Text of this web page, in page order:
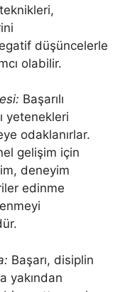
düşüncelerle
olabilir.
Başarılı
yetenekleri
odaklanırlar.
gelişim için
deneyim
edinme
Başarı, disiplin
yakından